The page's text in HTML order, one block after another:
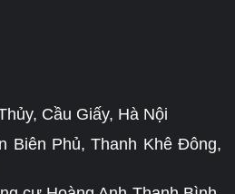
Cầu Giấy, Hà Nội
Biên Phủ, Thanh Khê Đông,